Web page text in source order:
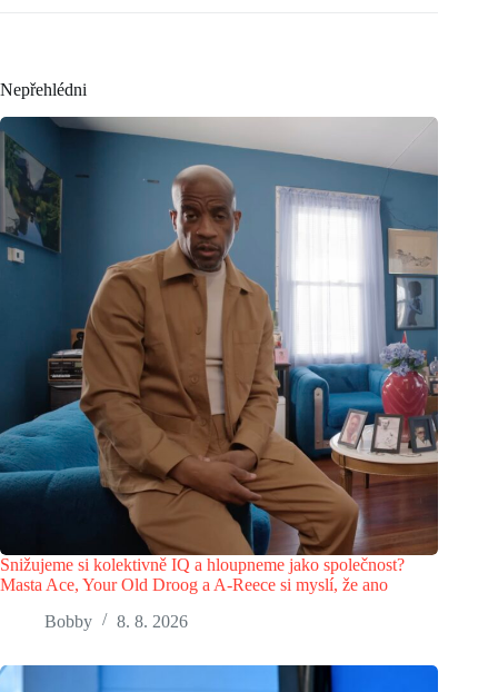
Nepřehlédni
Snižujeme si kolektivně IQ a hloupneme jako společnost?
Masta Ace, Your Old Droog a A-Reece si myslí, že ano
Bobby
8. 8. 2026